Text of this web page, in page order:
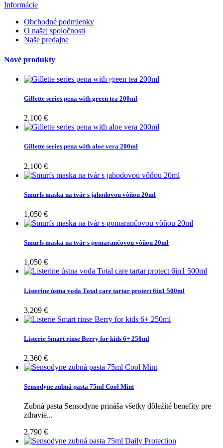
Informácie
Obchodné podmienky
O našej spoločnosti
Naše predajne
Nové produkty
Gillette series pena with green tea 200ml
2,100 €
Gillette series pena with aloe vera 200ml
2,100 €
Smurfs maska na tvár s jahodovou vôňou 20ml
1,050 €
Smurfs maska na tvár s pomarančovou vôňou 20ml
1,050 €
Listerine ústna voda Total care tartar protect 6in1 500ml
3,209 €
Listerie Smart rinse Berry for kids 6+ 250ml
2,360 €
Sensodyne zubná pasta 75ml Cool Mint
Zubná pasta Sensodyne prináša všetky dôležité benefity pre
zdravie...
2,790 €